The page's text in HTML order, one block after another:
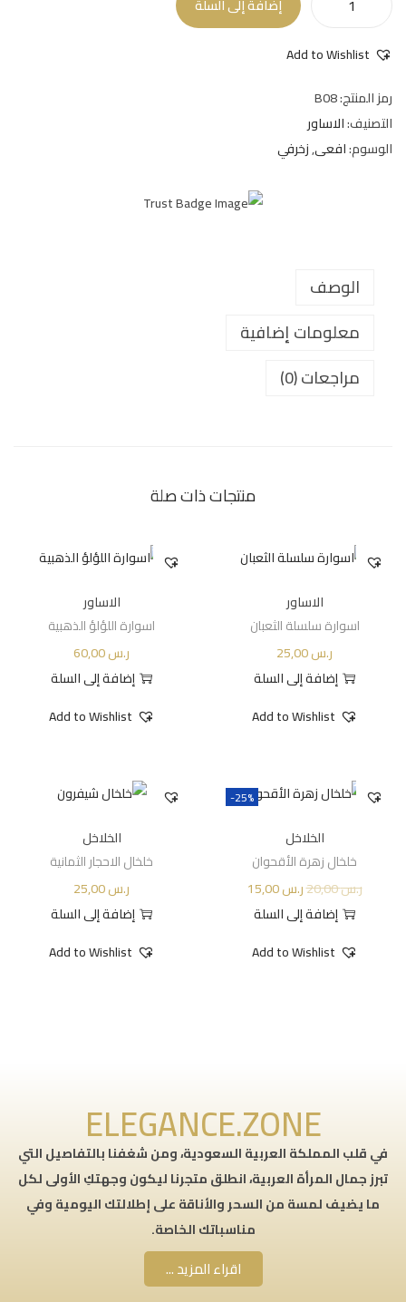
إضافة إلى السلة
Add to Wishlist
رمز المنتج:B08
التصنيف:الاساور
الوسوم:افعى,زخرفي
الوصف
معلومات إضافية
مراجعات (0)
منتجات ذات صلة
الاساور
اسوارة سلسلة الثعبان
ر.س
إضافة إلى السلة
Add to Wishlist
الاساور
اسوارة اللؤلؤ الذهبية
ر.س
إضافة إلى السلة
Add to Wishlist
-25%
الخلاخل
خلخال زهرة الأقحوان
ر.س20,00 ر.س15,00
إضافة إلى السلة
Add to Wishlist
الخلاخل
خلخال الاحجار الثمانية
ر.س
إضافة إلى السلة
Add to Wishlist
ELEGANCE.ZONE
في قلب المملكة العربية السعودية، ومن شغفنا بالتفاصيل التي
تبرز جمال المرأة العربية، انطلق متجرنا ليكون وجهتكِ الأولى لكل
ما يضيف لمسة من السحر والأناقة على إطلالتك اليومية وفي
مناسباتك الخاصة.
اقراء المزيد ...